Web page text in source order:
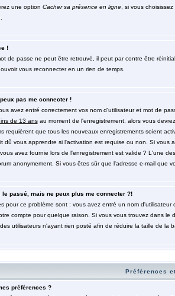
une option Cacher sa présence en ligne, si vous choisissez
!
de passe ne peut être retrouvé, il peut par contre être
vous reconnecter en un rien de temps.
pas me connecter !
avez entré correctement vos nom d'utilisateur et mot de
de 13 ansau moment de l'enregistrement, alors vous
requièrent que tous les nouveaux enregistrements soient
dû vous apprendre si l'activation est requise ou non. Si
avez fournie lors de l'enregistrement est valide ? L'une
anonymement. Si vous êtes sûr que l'adresse e-mail que
passé, mais ne peux plus me connecter ?!
pour ce problème sont : vous avez entré un nom
compte pour quelque raison. Si vous vous trouvez dans
utilisateurs n'ayant rien posté afin de réduire la taille de
Préférences
préférences ?